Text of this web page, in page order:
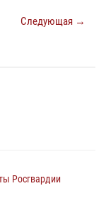
Следующая →
Росгвардии